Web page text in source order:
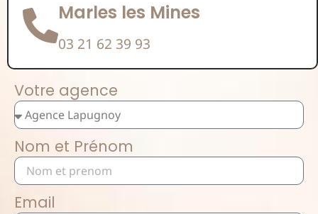
Marles les Mines
03 21 62 39 93
Votre agence
Nom et Prénom
Email